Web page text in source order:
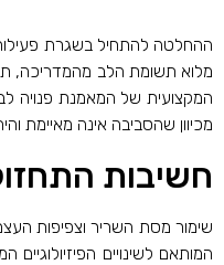
ההחלטה להתחיל בשגרת פעילות
מלוא תשומת הלב מהמדריכה,
המקצועית של המאמנת פנויה
מכיוון שהסביבה אינה מאיימת
חשיבות
שימור מסת השריר וצפיפות
המותאם לשינויים